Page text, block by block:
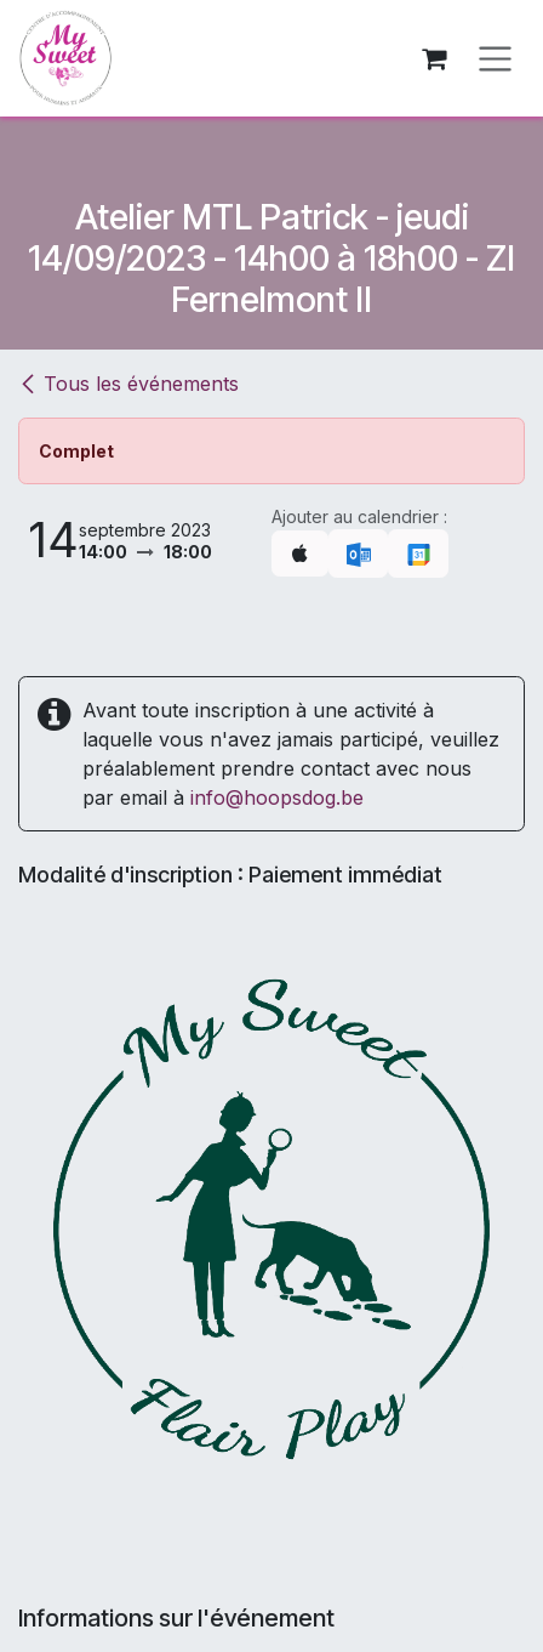
Se rendre au contenu
Atelier MTL Patrick - jeudi
14/09/2023 - 14h00 à 18h00 - ZI
Fernelmont II
Tous les événements
Complet
14septembre 2023
14:00
18:00
Ajouter au calendrier :
Avant toute inscription à une activité à
laquelle vous n'avez jamais participé, veuillez
préalablement prendre contact avec nous
par email à info@hoopsdog.be
Modalité d'inscription : Paiement immédiat
Informations sur l'événement